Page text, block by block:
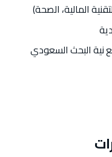
نية البحث السعودي